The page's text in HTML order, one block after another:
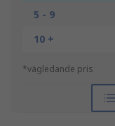
5 - 9
10 +
*vägledande pris